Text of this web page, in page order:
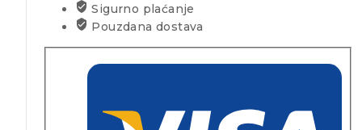
Sigurno plaćanje
Pouzdana dostava